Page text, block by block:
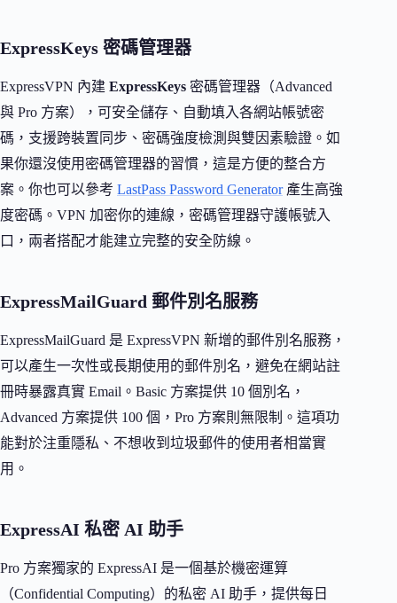
ExpressKeys 密碼管理器
ExpressVPN 內建 ExpressKeys 密碼管理器（Advanced
與 Pro 方案），可安全儲存、自動填入各網站帳號密
碼，支援跨裝置同步、密碼強度檢測與雙因素驗證。如
果你還沒使用密碼管理器的習慣，這是方便的整合方
案。你也可以參考 LastPass Password Generator產生高強
度密碼。VPN 加密你的連線，密碼管理器守護帳號入
口，兩者搭配才能建立完整的安全防線。
ExpressMailGuard 郵件別名服務
ExpressMailGuard 是 ExpressVPN 新增的郵件別名服務，
可以產生一次性或長期使用的郵件別名，避免在網站註
冊時暴露真實 Email。Basic 方案提供 10 個別名，
Advanced 方案提供 100 個，Pro 方案則無限制。這項功
能對於注重隱私、不想收到垃圾郵件的使用者相當實
用。
ExpressAI 私密 AI 助手
Pro 方案獨家的 ExpressAI 是一個基於機密運算
（Confidential Computing）的私密 AI 助手，提供每日